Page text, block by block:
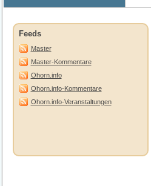
Feeds
Master
Master-Kommentare
Ohorn.info
Ohorn.info-Kommentare
Ohorn.info-Veranstaltungen